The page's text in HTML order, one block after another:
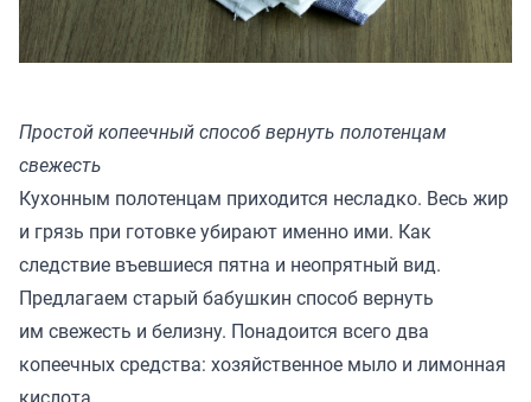
Простой копеечный способ вернуть полотенцам
свежесть
Кухонным полотенцам приходится несладко. Весь жир
и грязь при готовке убирают именно ими. Как
следствие въевшиеся пятна и неопрятный вид.
Предлагаем старый бабушкин способ вернуть
им свежесть и белизну. Понадоится всего два
копеечных средства: хозяйственное мыло и лимонная